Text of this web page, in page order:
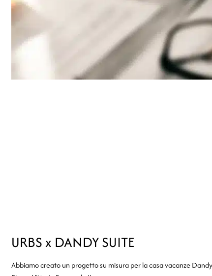
URBS x DANDY SUITE
Abbiamo creato un progetto su misura per la casa vacanze